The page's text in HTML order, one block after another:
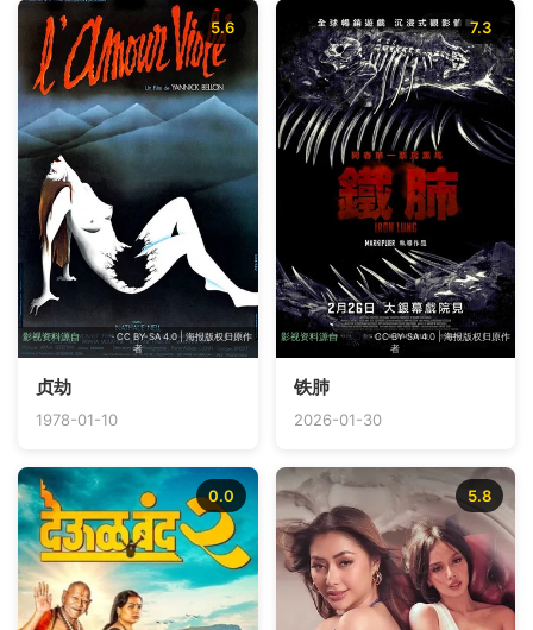
影视资料源自TMDB· CC BY-SA 4.0 | 海报版权归原作
者
5.6
贞劫
1978-01-10
影视资料源自 TMDB· CC BY-SA 4.0 | 海报版权归原作
者
7.3
铁肺
2026-01-30
0.0 5.8